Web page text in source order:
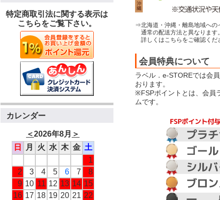
特定商取引法に関する表示は
こちらをご覧下さい。
カレンダー
＜2026年8月 ＞
日
月 火 水 木 金 土
1
2
3 4 5 6 7
8
9 10 11 12 13 14 15
16 17 18 19 20 21 22
⇒北海道・沖縄・離島地域への
通常の配送方法と異なります
詳しくはこちらをご確認くだ
会員特典について
ラベル．e-STOREでは会
おります。
※FSPポイントとは、会員
ムです。